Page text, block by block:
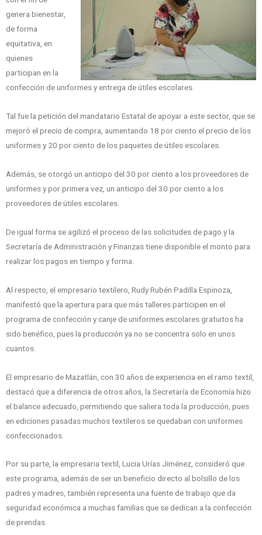
genera bienestar,
de forma
equitativa, en
quienes
participan en la
confección de uniformes y entrega de útiles escolares.
Tal fue la petición del mandatario Estatal de apoyar a este sector, que se
mejoró el precio de compra, aumentando 18 por ciento el precio de los
uniformes y 20 por ciento de los paquetes de útiles escolares.
Además, se otorgó un anticipo del 30 por ciento a los proveedores de
uniformes y por primera vez, un anticipo del 30 por ciento a los
proveedores de útiles escolares.
De igual forma se agilizó el proceso de las solicitudes de pago y la
Secretaría de Administración y Finanzas tiene disponible el monto para
realizar los pagos en tiempo y forma.
Al respecto, el empresario textilero, Rudy Rubén Padilla Espinoza,
manifestó que la apertura para que más talleres participen en el
programa de confección y canje de uniformes escolares gratuitos ha
sido benéfico, pues la producción ya no se concentra solo en unos
cuantos.
El empresario de Mazatlán, con 30 años de experiencia en el ramo textil,
destacó que a diferencia de otros años, la Secretaría de Economía hizo
el balance adecuado, permitiendo que saliera toda la producción, pues
en ediciones pasadas muchos textileros se quedaban con uniformes
confeccionados.
Por su parte, la empresaria textil, Lucia Urías Jiménez, consideró que
este programa, además de ser un beneficio directo al bolsillo de los
padres y madres, también representa una fuente de trabajo que da
seguridad económica a muchas familias que se dedican a la confección
de prendas.